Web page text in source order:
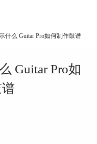
什么 Guitar Pro如何制作鼓谱
Guitar Pro如